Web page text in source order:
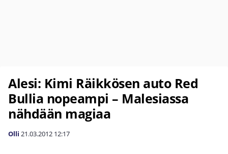
Alesi: Kimi Räikkösen auto Red
Bullia nopeampi – Malesiassa
nähdään magiaa
Olli 21.03.2012 12:17